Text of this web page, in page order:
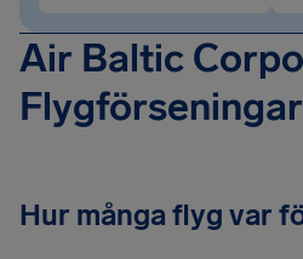
Air Baltic
Hur många flyg var